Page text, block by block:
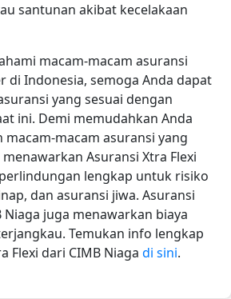
santunan akibat kecelakaan
macam-macam asuransi
di Indonesia, semoga Anda dapat
yang sesuai dengan
ini. Demi memudahkan Anda
macam asuransi yang
Asuransi Xtra Flexi
lengkap untuk risiko
dan asuransi jiwa. Asuransi
Niaga juga menawarkan biaya
Temukan info lengkap
Flexi dari CIMB Niaga di sini.